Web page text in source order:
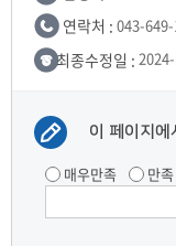
연락처 : 043-
최종수정일 :
이 페이지에
매우만족 만족